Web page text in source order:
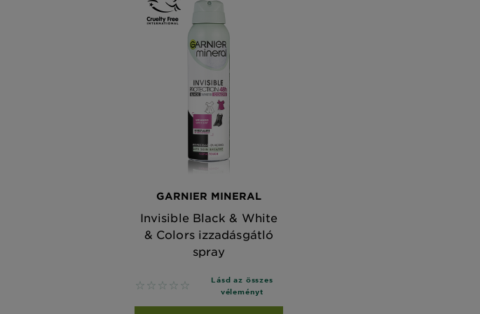
GARNIER MINERAL
Invisible Black & White
& Colors izzadásgátló
spray
No reviews
Lásd az összes
véleményt